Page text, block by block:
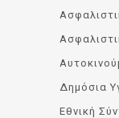
Δημόσια
Εθνική